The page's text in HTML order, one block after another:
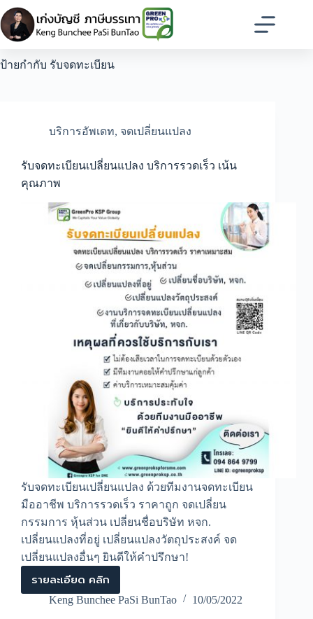
Skip
to
content
ป้ายกำกับ รับจดทะเบียน
บริการอัพเดท, จดเปลี่ยนแปลง
รับจดทะเบียนเปลี่ยนแปลง บริการรวดเร็ว เน้น
คุณภาพ
รับจดทะเบียนเปลี่ยนแปลง ด้วยทีมงานจดทะเบียน
มืออาชีพ บริการรวดเร็ว ราคาถูก จดเปลี่ยน
กรรมการ หุ้นส่วน เปลี่ยนชื่อบริษัท หจก.
เปลี่ยนแปลงที่อยู่ เปลี่ยนแปลงวัตถุประสงค์ จด
เปลี่ยนแปลงอื่นๆ ยินดีให้คำปรึกษา!
รายละเอียด คลิก
รับ
จด
ทะเบียน
Keng Bunchee PaSi BunTao 10/05/2022